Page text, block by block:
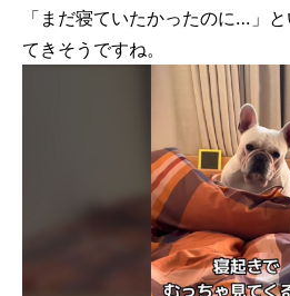
「まだ寝ていたかったのに…」
てきそうですね。